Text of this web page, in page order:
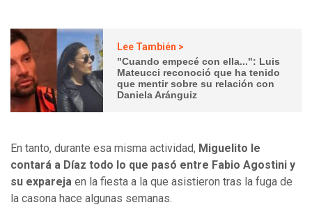
Lee También >
"Cuando empecé con ella...": Luis
Mateucci reconoció que ha tenido
que mentir sobre su relación con
Daniela Aránguiz
En tanto, durante esa misma actividad, Miguelito le
contará a Díaz todo lo que pasó entre Fabio Agostini y
su expareja en la fiesta a la que asistieron tras la fuga de
la casona hace algunas semanas.